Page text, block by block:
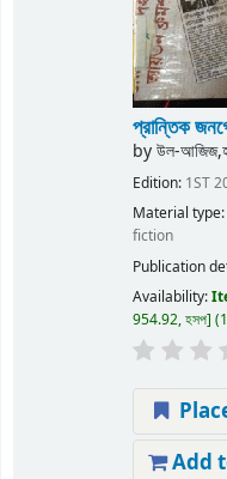
প্রান্তিক
byউল-
Edition: 1ST
Material type:
fiction
Publication
Availability:
954.92, হসপ
Add